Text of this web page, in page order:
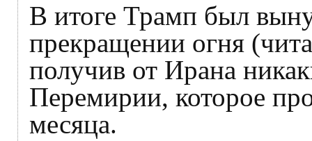
В итоге Трамп был
прекращении огня
получив от Ирана
Перемирии, которое
месяца.